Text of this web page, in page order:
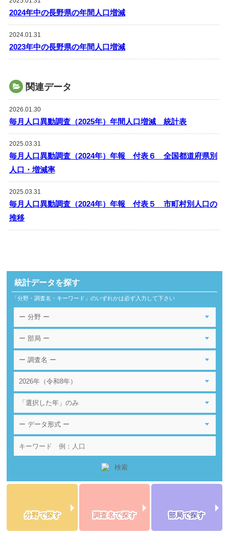
2024年中の長野県の年間人口増減
2024.01.31
2023年中の長野県の年間人口増減
関連データ
2026.01.30
毎月人口異動調査（2025年）年間人口増減 統計表
2025.03.31
毎月人口異動調査（2024年）年報 付表６ 全国都道府県別
人口・増減率
2025.03.31
毎月人口異動調査（2024年）年報 付表５ 市町村別人口の
推移
統計データを探す
「分野・調査名・キーワード」のいずれかは必ず入力して下さい
分野で探す 調査名で探す 部局で探す